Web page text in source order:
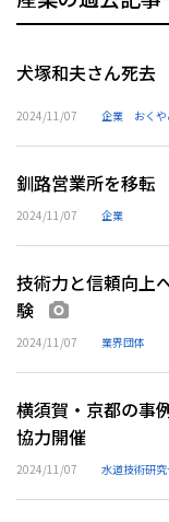
犬塚和夫さん死
2024/11/07 企業 おく
釧路営業所を移
2024/11/07 企業
技術力と信頼向上
験
2024/11/07 業界団体
横須賀・京都の事
協力開催
2024/11/07 水道技術研